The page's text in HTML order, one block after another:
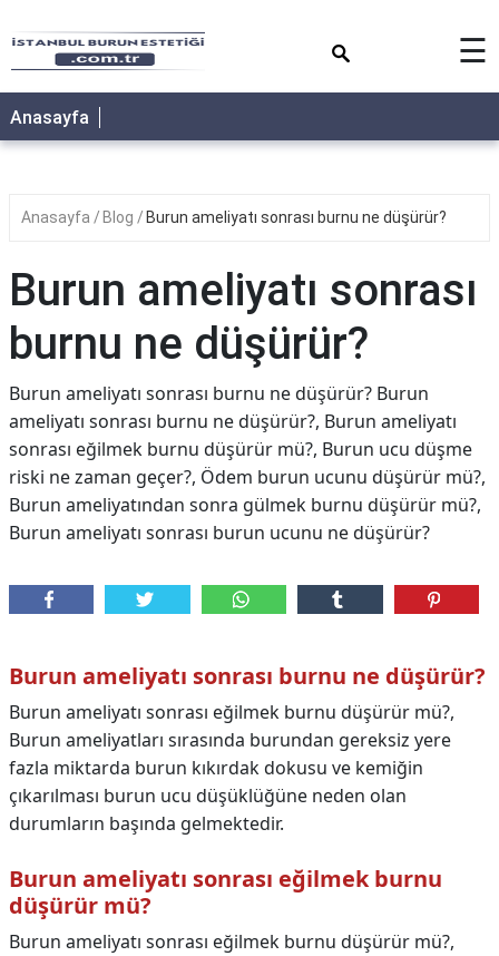
☰
Anasayfa
Anasayfa Blog Burun ameliyatı sonrası burnu ne düşürür?
Burun ameliyatı sonrası
burnu ne düşürür?
Burun ameliyatı sonrası burnu ne düşürür? Burun
ameliyatı sonrası burnu ne düşürür?, Burun ameliyatı
sonrası eğilmek burnu düşürür mü?, Burun ucu düşme
riski ne zaman geçer?, Ödem burun ucunu düşürür mü?,
Burun ameliyatından sonra gülmek burnu düşürür mü?,
Burun ameliyatı sonrası burun ucunu ne düşürür?
Burun ameliyatı sonrası burnu ne düşürür?
Burun ameliyatı sonrası eğilmek burnu düşürür mü?,
Burun ameliyatları sırasında burundan gereksiz yere
fazla miktarda burun kıkırdak dokusu ve kemiğin
çıkarılması burun ucu düşüklüğüne neden olan
durumların başında gelmektedir.
Burun ameliyatı sonrası eğilmek burnu
düşürür mü?
Burun ameliyatı sonrası eğilmek burnu düşürür mü?,